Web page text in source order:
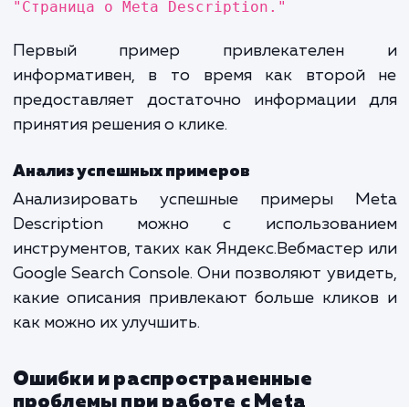
Description
Хорошие и плохие примеры
"Ознакомьтесь с нашим гидом
эффективному использованию
Description в SEO. Получите
советы и рекомендации от
Плохой пример:
"Страница о Meta Description."